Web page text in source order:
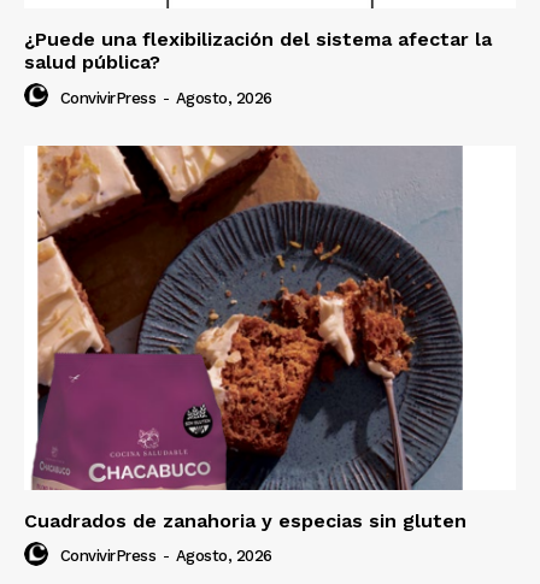
¿Puede una flexibilización del sistema afectar la
salud pública?
ConvivirPress - Agosto, 2026
Cuadrados de zanahoria y especias sin gluten
ConvivirPress - Agosto, 2026